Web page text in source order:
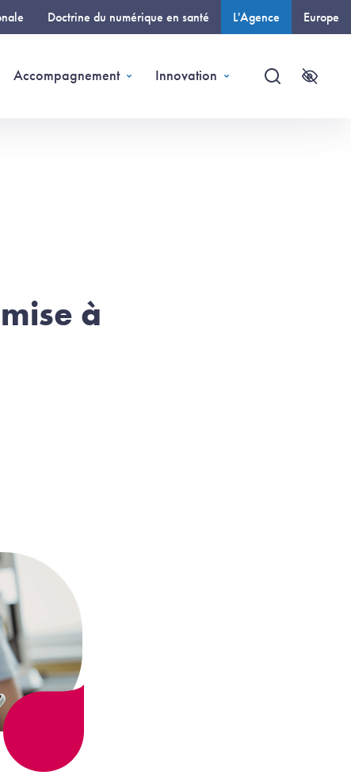
Doctrine du numérique en santé L'Agence Europe
Accompagnement Innovation
Recherche
à